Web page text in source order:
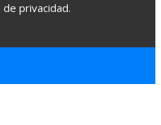
privacidad.